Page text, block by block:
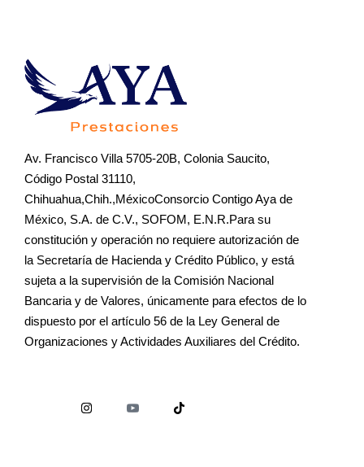
Av. Francisco Villa 5705-20B, Colonia Saucito,
Código Postal 31110,
Chihuahua,Chih.,MéxicoConsorcio Contigo Aya de
México, S.A. de C.V., SOFOM, E.N.R.Para su
constitución y operación no requiere autorización de
la Secretaría de Hacienda y Crédito Público, y está
sujeta a la supervisión de la Comisión Nacional
Bancaria y de Valores, únicamente para efectos de lo
dispuesto por el artículo 56 de la Ley General de
Organizaciones y Actividades Auxiliares del Crédito.